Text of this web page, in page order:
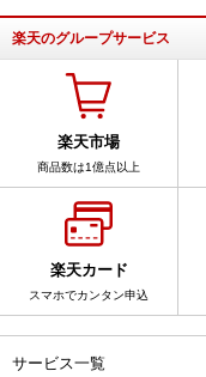
楽天のグループサービス
楽天市場
商品数は1億点以上
楽天カード
スマホでカンタン申込
サービス一覧